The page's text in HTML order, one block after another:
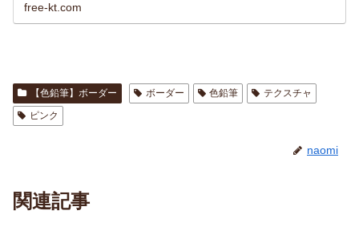
free-kt.com
【色鉛筆】ボーダー ボーダー 色鉛筆
テクスチャ
ピンク
naomi
関連記事